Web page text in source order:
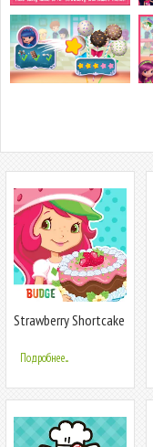
Strawberry Shortcake
Подробнее...